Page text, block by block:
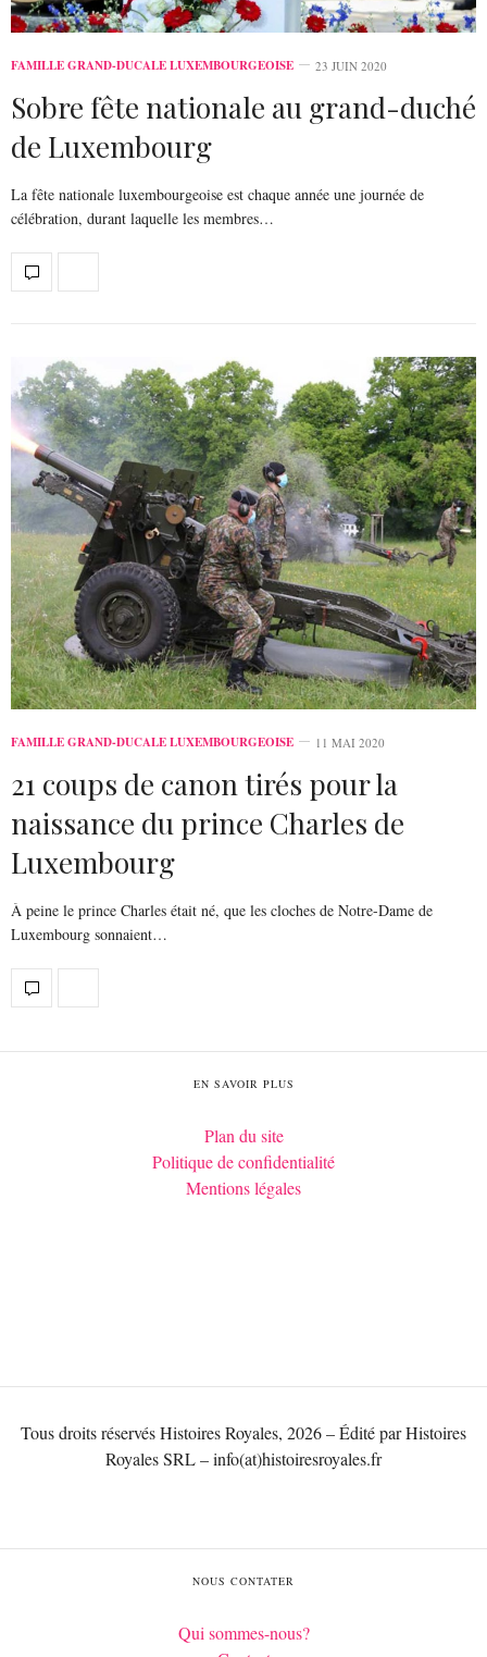
FAMILLE GRAND-DUCALE LUXEMBOURGEOISE 23 JUIN 2020
Sobre fête nationale au grand-duché
de Luxembourg
La fête nationale luxembourgeoise est chaque année une journée de
célébration, durant laquelle les membres…
FAMILLE GRAND-DUCALE LUXEMBOURGEOISE 11 MAI 2020
21 coups de canon tirés pour la
naissance du prince Charles de
Luxembourg
À peine le prince Charles était né, que les cloches de Notre-Dame de
Luxembourg sonnaient…
EN SAVOIR PLUS
Plan du site
Politique de confidentialité
Mentions légales
Tous droits réservés Histoires Royales, 2026 – Édité par Histoires
Royales SRL – info(at)histoiresroyales.fr
NOUS CONTATER
Qui sommes-nous?